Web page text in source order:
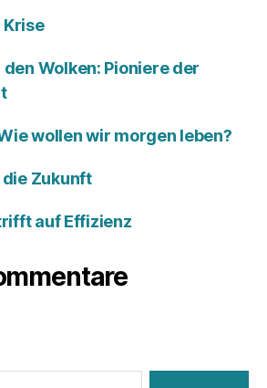
Krise
Wolken: Pioniere der
wollen wir morgen leben?
Zukunft
auf Effizienz